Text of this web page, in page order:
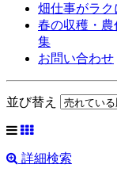
畑仕事がラ
春の収穫・
集
お問い合わせ
並び替え
詳細検索